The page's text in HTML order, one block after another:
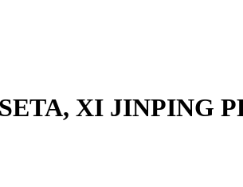
XI JINPING